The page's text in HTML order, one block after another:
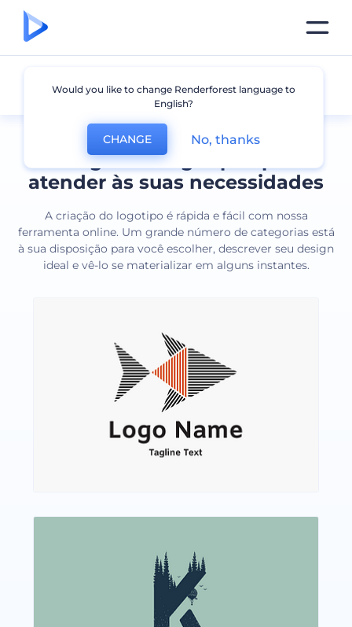
Designs de logotipos para
atender às suas necessidades
A criação do logotipo é rápida e fácil com nossa
ferramenta online. Um grande número de categorias está
à sua disposição para você escolher, descrever seu design
ideal e vê-lo se materializar em alguns instantes.
Todos os logotipos
Would you like to change Renderforest language to
English?
CHANGE No, thanks